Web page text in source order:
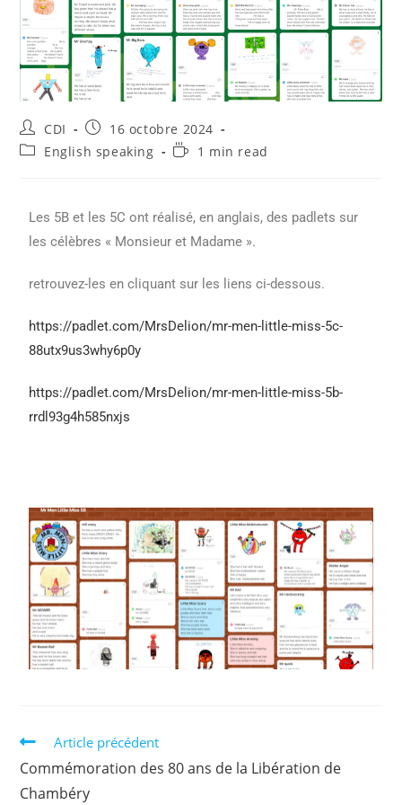
CDI
16 octobre 2024
English speaking
1 min read
Les 5B et les 5C ont réalisé, en anglais, des padlets sur
les célèbres « Monsieur et Madame ».
retrouvez-les en cliquant sur les liens ci-dessous.
https://padlet.com/MrsDelion/mr-men-little-miss-5c-
88utx9us3why6p0y
https://padlet.com/MrsDelion/mr-men-little-miss-5b-
rrdl93g4h585nxjs
Article précédent
Commémoration des 80 ans de la Libération de
Chambéry